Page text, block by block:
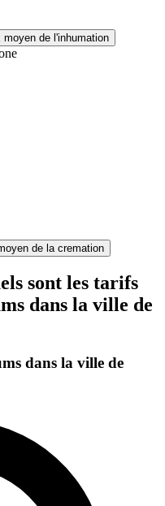
moyen de l'inhumation
de la cremation
sont les tarifs
dans la ville de
dans la ville de